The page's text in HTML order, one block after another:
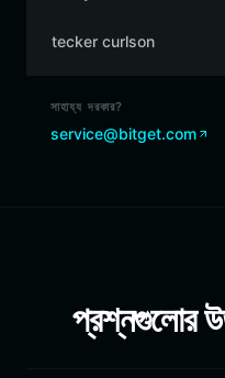
tecker curlson
সাহায্য দরকার?
service@bitget.com
প্রশ্নগুলোর